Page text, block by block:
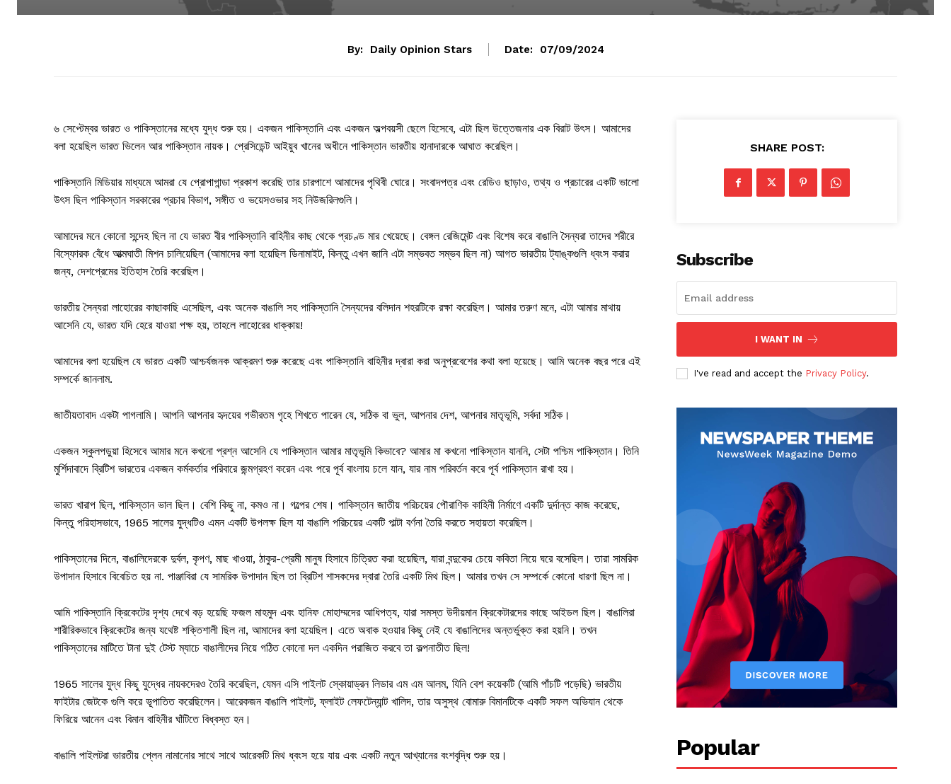
By: Daily Opinion Stars Date: 07/09/2024
৬ সেপ্টেম্বর ভারত ও পাকিস্তানের মধ্যে যুদ্ধ শুরু হয়। একজন পাকিস্তানি এবং একজন অল্পবয়সী ছেলে হিসেবে, এটা ছিল উত্তেজনার এক বিরাট উৎস। আমাদের
বলা হয়েছিল ভারত ভিলেন আর পাকিস্তান নায়ক। প্রেসিডেন্ট আইয়ুব খানের অধীনে পাকিস্তান ভারতীয় হানাদারকে আঘাত করেছিল।
পাকিস্তানি মিডিয়ার মাধ্যমে আমরা যে প্রোপাগান্ডা প্রকাশ করেছি তার চারপাশে আমাদের পৃথিবী ঘোরে। সংবাদপত্র এবং রেডিও ছাড়াও, তথ্য ও প্রচারের একটি ভালো
উৎস ছিল পাকিস্তান সরকারের প্রচার বিভাগ, সঙ্গীত ও ভয়েসওভার সহ নিউজরিলগুলি।
আমাদের মনে কোনো সন্দেহ ছিল না যে ভারত বীর পাকিস্তানি বাহিনীর কাছ থেকে প্রচণ্ড মার খেয়েছে। বেঙ্গল রেজিমেন্ট এবং বিশেষ করে বাঙালি সৈন্যরা তাদের শরীরে
বিস্ফোরক বেঁধে আত্মঘাতী মিশন চালিয়েছিল (আমাদের বলা হয়েছিল ডিনামাইট, কিন্তু এখন জানি এটা সম্ভবত সম্ভব ছিল না) আগত ভারতীয় ট্যাঙ্কগুলি ধ্বংস করার
জন্য, দেশপ্রেমের ইতিহাস তৈরি করেছিল।
ভারতীয় সৈন্যরা লাহোরের কাছাকাছি এসেছিল, এবং অনেক বাঙালি সহ পাকিস্তানি সৈন্যদের বলিদান শহরটিকে রক্ষা করেছিল। আমার তরুণ মনে, এটা আমার মাথায়
আসেনি যে, ভারত যদি হেরে যাওয়া পক্ষ হয়, তাহলে লাহোরের ধাক্কায়!
আমাদের বলা হয়েছিল যে ভারত একটি আশ্চর্যজনক আক্রমণ শুরু করেছে এবং পাকিস্তানি বাহিনীর দ্বারা করা অনুপ্রবেশের কথা বলা হয়েছে। আমি অনেক বছর পরে এই
সম্পর্কে জানলাম.
জাতীয়তাবাদ একটা পাগলামি। আপনি আপনার হৃদয়ের গভীরতম গৃহে শিখতে পারেন যে, সঠিক বা ভুল, আপনার দেশ, আপনার মাতৃভূমি, সর্বদা সঠিক।
একজন স্কুলপড়ুয়া হিসেবে আমার মনে কখনো প্রশ্ন আসেনি যে পাকিস্তান আমার মাতৃভূমি কিভাবে? আমার মা কখনো পাকিস্তান যাননি, সেটা পশ্চিম পাকিস্তান। তিনি
মুর্শিদাবাদে ব্রিটিশ ভারতের একজন কর্মকর্তার পরিবারে জন্মগ্রহণ করেন এবং পরে পূর্ব বাংলায় চলে যান, যার নাম পরিবর্তন করে পূর্ব পাকিস্তান রাখা হয়।
ভারত খারাপ ছিল, পাকিস্তান ভাল ছিল। বেশি কিছু না, কমও না। গল্পের শেষ। পাকিস্তান জাতীয় পরিচয়ের পৌরাণিক কাহিনী নির্মাণে একটি দুর্দান্ত কাজ করেছে,
কিন্তু পরিহাসভাবে, 1965 সালের যুদ্ধটিও এমন একটি উপলক্ষ ছিল যা বাঙালি পরিচয়ের একটি পাল্টা বর্ণনা তৈরি করতে সহায়তা করেছিল।
পাকিস্তানের দিনে, বাঙালিদেরকে দুর্বল, কৃপণ, মাছ খাওয়া, ঠাকুর-প্রেমী মানুষ হিসাবে চিত্রিত করা হয়েছিল, যারা বন্দুকের চেয়ে কবিতা নিয়ে ঘরে বসেছিল। তারা সামরিক
উপাদান হিসাবে বিবেচিত হয় না. পাঞ্জাবিরা যে সামরিক উপাদান ছিল তা ব্রিটিশ শাসকদের দ্বারা তৈরি একটি মিথ ছিল। আমার তখন সে সম্পর্কে কোনো ধারণা ছিল না।
আমি পাকিস্তানি ক্রিকেটের দৃশ্য দেখে বড় হয়েছি ফজল মাহমুদ এবং হানিফ মোহাম্মদের আধিপত্য, যারা সমস্ত উদীয়মান ক্রিকেটারদের কাছে আইডল ছিল। বাঙালিরা
শারীরিকভাবে ক্রিকেটের জন্য যথেষ্ট শক্তিশালী ছিল না, আমাদের বলা হয়েছিল। এতে অবাক হওয়ার কিছু নেই যে বাঙালিদের অন্তর্ভুক্ত করা হয়নি। তখন
পাকিস্তানের মাটিতে টানা দুই টেস্ট ম্যাচে বাঙালীদের নিয়ে গঠিত কোনো দল একদিন পরাজিত করবে তা কল্পনাতীত ছিল!
1965 সালের যুদ্ধ কিছু যুদ্ধের নায়কদেরও তৈরি করেছিল, যেমন এসি পাইলট স্কোয়াড্রন লিডার এম এম আলম, যিনি বেশ কয়েকটি (আমি পাঁচটি পড়েছি) ভারতীয়
ফাইটার জেটকে গুলি করে ভূপাতিত করেছিলেন। আরেকজন বাঙালি পাইলট, ফ্লাইট লেফটেন্যান্ট খালিদ, তার অসুস্থ বোমারু বিমানটিকে একটি সফল অভিযান থেকে
ফিরিয়ে আনেন এবং বিমান বাহিনীর ঘাঁটিতে বিধ্বস্ত হন।
বাঙালি পাইলটরা ভারতীয় প্লেন নামানোর সাথে সাথে আরেকটি মিথ ধ্বংস হয়ে যায় এবং একটি নতুন আখ্যানের বংশবৃদ্ধি শুরু হয়।
SHARE POST:
Subscribe
I WANT IN
I've read and accept the Privacy Policy.
Popular